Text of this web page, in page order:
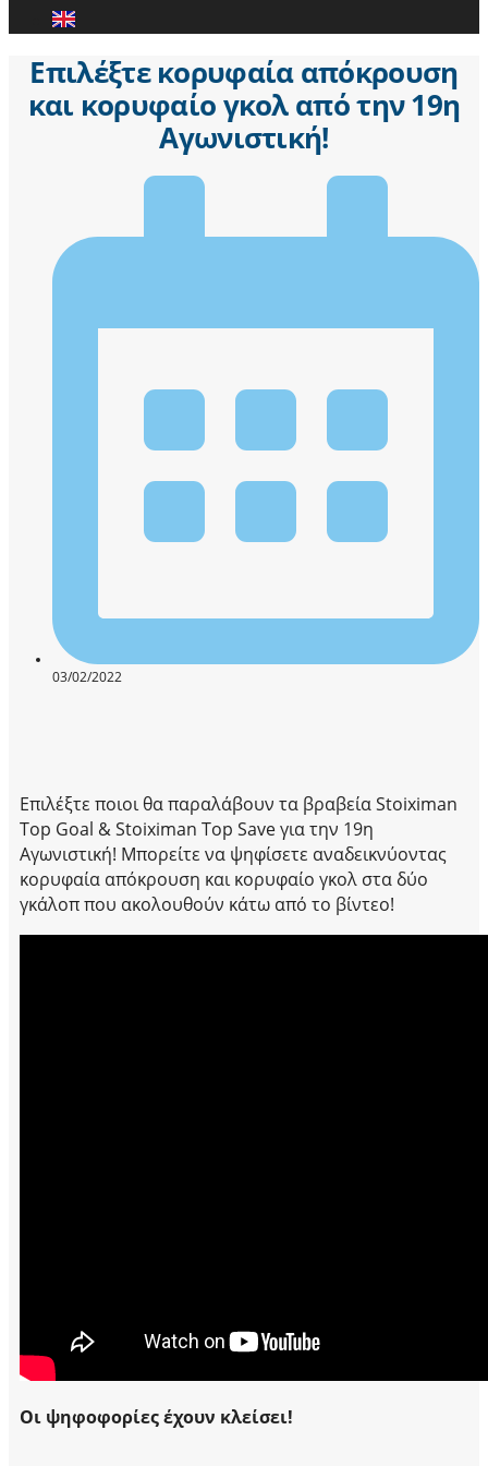
Επιλέξτε κορυφαία απόκρουση
και κορυφαίο γκολ από την 19η
Αγωνιστική!
03/02/2022
Επιλέξτε ποιοι θα παραλάβουν τα βραβεία Stoiximan
Top Goal & Stoiximan Top Save για την 19η
Αγωνιστική! Μπορείτε να ψηφίσετε αναδεικνύοντας
κορυφαία απόκρουση και κορυφαίο γκολ στα δύο
γκάλοπ που ακολουθούν κάτω από το βίντεο!
Οι ψηφοφορίες έχουν κλείσει!